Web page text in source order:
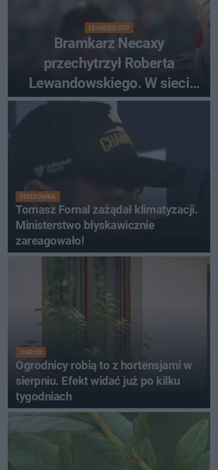
LEAGUES CUP
Bramkarz Necaxy
przechytrzył Roberta
Lewandowskiego. W sieci
krąży wideo z tego pojedynku
SIATKÓWKA
Tomasz Fornal zażądał klimatyzacji.
Ministerstwo błyskawicznie
zareagowało!
OGRÓD
Ogrodnicy robią to z hortensjami w
sierpniu. Efekt widać już po kilku
tygodniach